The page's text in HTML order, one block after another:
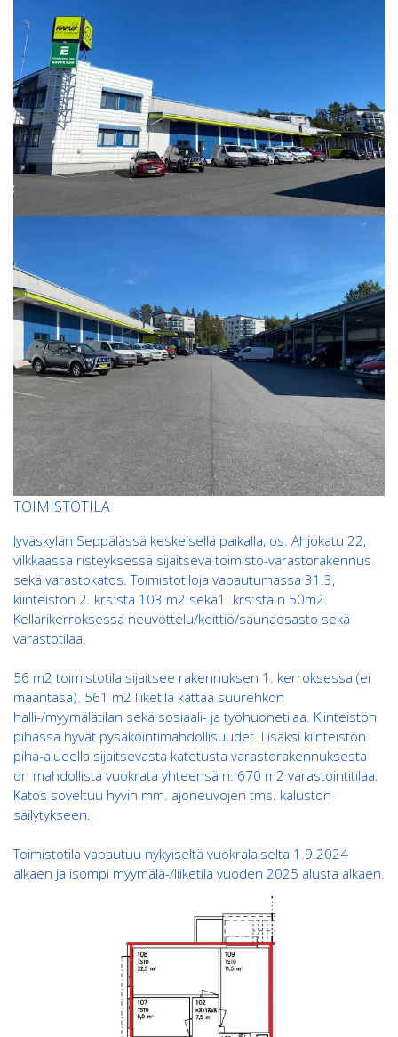
TOIMISTOTILA
Jyväskylän Seppälässä keskeisellä paikalla, os. Ahjokatu 22,
vilkkaassa risteyksessä sijaitseva toimisto-varastorakennus
sekä varastokatos. Toimistotiloja vapautumassa 31.3,
kiinteistön 2. krs:sta 103 m2 sekä1. krs:sta n 50m2.
Kellarikerroksessa neuvottelu/keittiö/saunaosasto sekä
varastotilaa.
56 m2 toimistotila sijaitsee rakennuksen 1. kerroksessa (ei
maantasa). 561 m2 liiketila kattaa suurehkon
halli-/myymälätilan sekä sosiaali- ja työhuonetilaa. Kiinteistön
pihassa hyvät pysäköintimahdollisuudet. Lisäksi kiinteistön
piha-alueella sijaitsevasta katetusta varastorakennuksesta
on mahdollista vuokrata yhteensä n. 670 m2 varastointitilaa.
Katos soveltuu hyvin mm. ajoneuvojen tms. kaluston
säilytykseen.
Toimistotila vapautuu nykyiseltä vuokralaiselta 1.9.2024
alkaen ja isompi myymälä-/liiketila vuoden 2025 alusta alkaen.